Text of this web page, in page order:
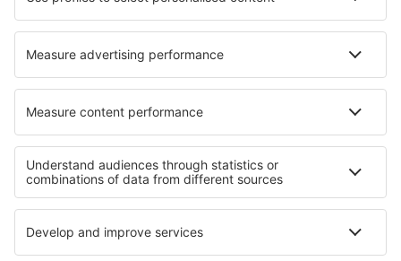
Lufthansa
KLM
O eSky
Všeobecné podmínky
Moje rezervace
Politika ochrany soukromí
Podpora a kontakt